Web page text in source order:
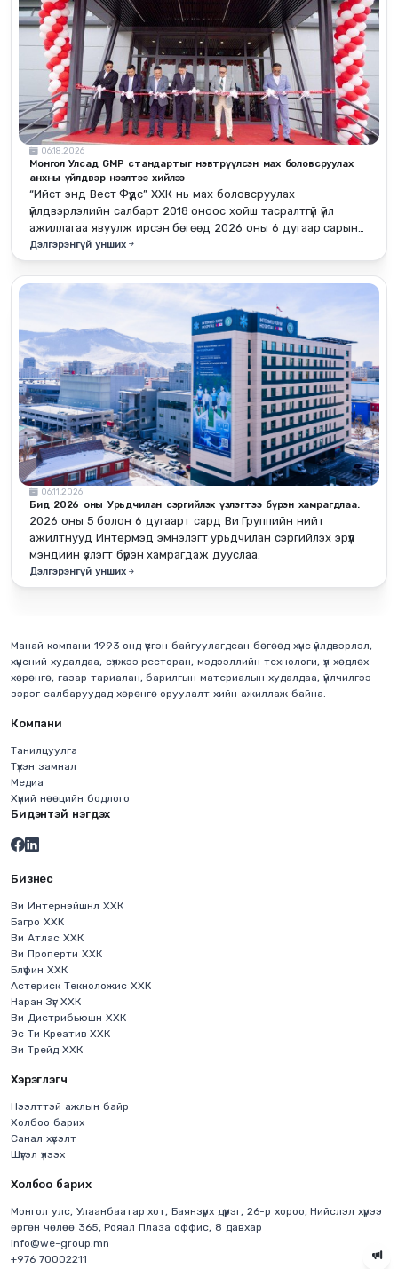
06.18.2026
Монгол Улсад GMP стандартыг нэвтрүүлсэн мах боловсруулах
анхны үйлдвэр нээлтээ хийлээ
“Ийст энд Вест Фүүдс” ХХК нь мах боловсруулах
үйлдвэрлэлийн салбарт 2018 оноос хойш тасралтгүй үйл
ажиллагаа явуулж ирсэн бөгөөд 2026 оны 6 дугаар сарын
18-ны өдөр GMP стандартын шаардлагыг бүрэн нэвтрүүлсэн
шинэ үйлдвэрээ албан ёсоор нээлээ.
Дэлгэрэнгүй унших
06.11.2026
Бид 2026 оны Урьдчилан сэргийлэх үзлэгтээ бүрэн хамрагдлаа.
2026 оны 5 болон 6 дугаарт сард Ви Группийн нийт
ажилтнууд Интермэд эмнэлэгт урьдчилан сэргийлэх эрүүл
мэндийн үзлэгт бүрэн хамрагдаж дууслаа.
Дэлгэрэнгүй унших
Манай компани 1993 онд үүсгэн байгуулагдсан бөгөөд хүнс үйлдвэрлэл,
хүнсний худалдаа, сүлжээ ресторан, мэдээллийн технологи, үл хөдлөх
хөрөнгө, газар тариалан, барилгын материалын худалдаа, үйлчилгээ
зэрэг салбаруудад хөрөнгө оруулалт хийн ажиллаж байна.
Компани
Танилцуулга
Түүхэн замнал
Медиа
Хүний нөөцийн бодлого
Бидэнтэй нэгдэх
Бизнес
Ви Интернэйшнл ХХК
Багро ХХК
Ви Атлас ХХК
Ви Проперти ХХК
Блүфин ХХК
Астериск Текноложис ХХК
Наран Зүг ХХК
Ви Дистрибьюшн ХХК
Эс Ти Креатив ХХК
Ви Трейд ХХК
Хэрэглэгч
Нээлттэй ажлын байр
Холбоо барих
Санал хүсэлт
Шүгэл үлээх
Холбоо барих
Монгол улс, Улаанбаатар хот, Баянзүрх дүүрэг, 26-р хороо, Нийслэл хүрээ
өргөн чөлөө 365, Рояал Плаза оффис, 8 давхар
info@we-group.mn
+976 70002211